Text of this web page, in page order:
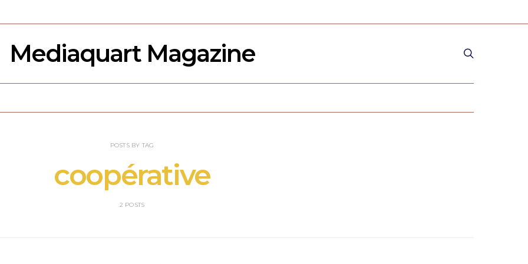
Mediaquart Magazine
POSTS BY TAG
coopérative
2 POSTS